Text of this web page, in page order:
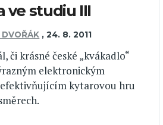
ve studiu III
,24. 8. 2011
či krásné české „kvákadlo“
elektronickým
kytarovou hru